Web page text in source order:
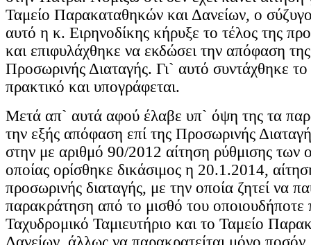
Ταμείο Παρακαταθηκών και Δανείων, ο
αυτό η κ. Ειρηνοδίκης κήρυξε το τέλος της
και επιφυλάχθηκε να εκδώσει την απόφαση της
Προσωρινής Διαταγής. Γι` αυτό συντάχθηκε
πρακτικό και υπογράφεται.
Μετά απ` αυτά αφού έλαβε υπ` όψη της τα
την εξής απόφαση επί της Προσωρινής
στην με αριθμό 90/2012 αίτηση ρύθμισης των
οποίας ορίσθηκε δικάσιμος η 20.1.2014,
προσωρινής διαταγής, με την οποία ζητεί να
παρακράτηση από το μισθό του
Ταχυδρομικό Ταμιευτήριο και το Ταμείο